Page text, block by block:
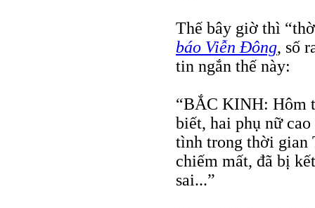
Thế bây giờ thì
báo Viễn Đông, số
tin ngắn thế này:
“BẮC KINH: Hôm
biết, hai phụ nữ
tình trong thời gian
chiếm mất, đã bị
sai...”